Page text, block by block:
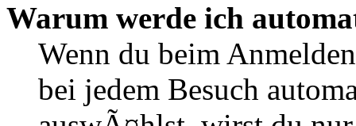
Warum werde ich
Wenn du beim
bei jedem Besuch